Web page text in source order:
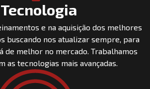
Tecnologia
e na aquisição dos melhores
buscando nos atualizar sempre, para
de melhor no mercado. Trabalhamos
as tecnologias mais avançadas.